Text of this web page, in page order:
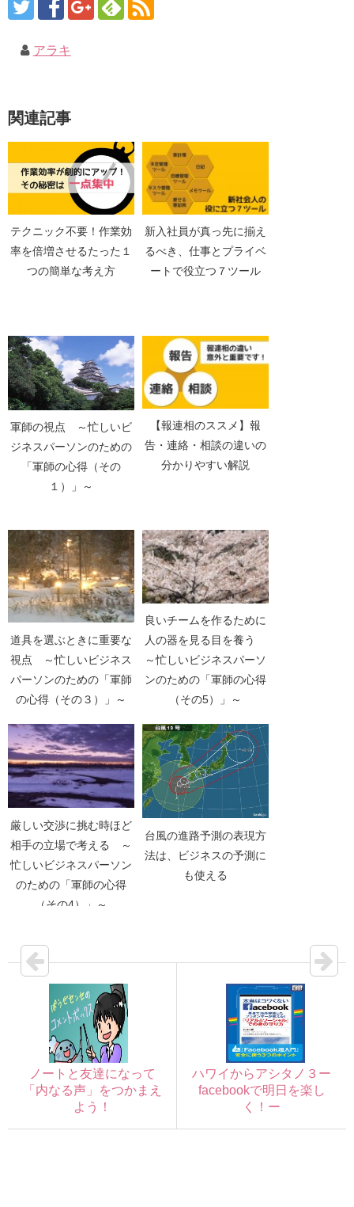
アラキ
関連記事
テクニック不要！作業効
率を倍増させるたった１
つの簡単な考え方
新入社員が真っ先に揃え
るべき、仕事とプライベ
ートで役立つ７ツール
軍師の視点 ～忙しいビ
ジネスパーソンのための
「軍師の心得（その
１）」～
【報連相のススメ】報
告・連絡・相談の違いの
分かりやすい解説
道具を選ぶときに重要な
視点 ～忙しいビジネス
パーソンのための「軍師
の心得（その３）」～
良いチームを作るために
人の器を見る目を養う
～忙しいビジネスパーソ
ンのための「軍師の心得
（その5）」～
厳しい交渉に挑む時ほど
相手の立場で考える ～
忙しいビジネスパーソン
のための「軍師の心得
（その4）」～
台風の進路予測の表現方
法は、ビジネスの予測に
も使える
ノートと友達になって
「内なる声」をつかまえ
よう！
ハワイからアシタノ３ー
facebookで明日を楽し
く！ー